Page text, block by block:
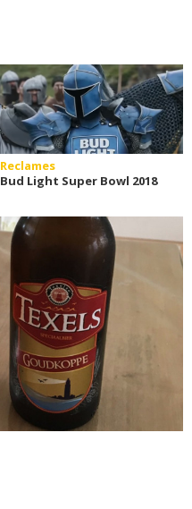
Reclames
Bud Light Super Bowl 2018